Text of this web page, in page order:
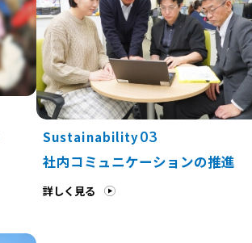
Sustainability03
社内コミュニケーションの推進
詳しく見る